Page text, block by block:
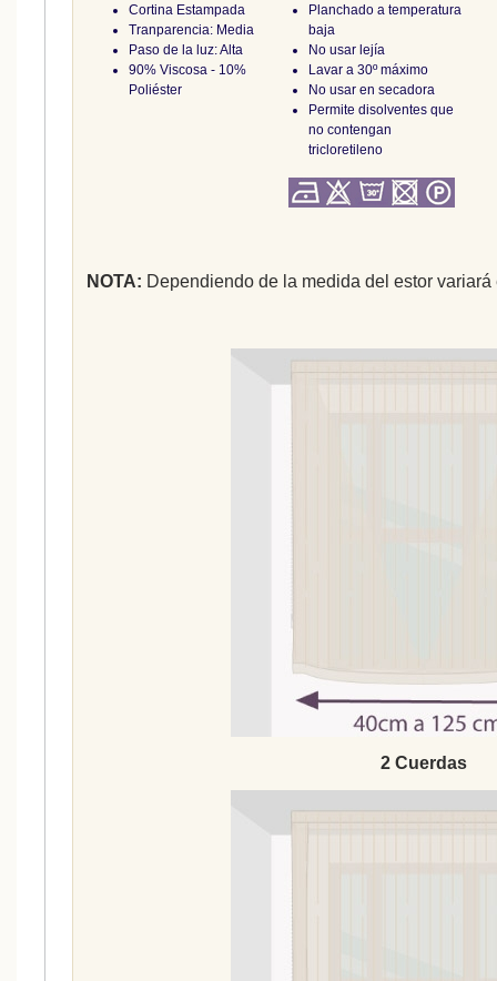
Cortina Estampada
Tranparencia: Media
Paso de la luz: Alta
90% Viscosa - 10%
Poliéster
Planchado a temperatura
baja
No usar lejía
Lavar a 30º máximo
No usar en secadora
Permite disolventes que
no contengan
tricloretileno
NOTA: Dependiendo de la medida del estor
2 Cuerdas